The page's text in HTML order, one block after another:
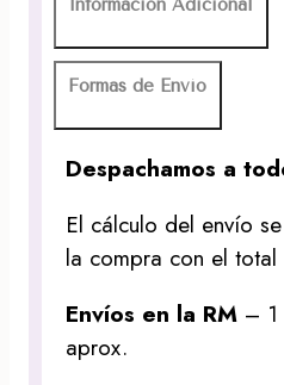
Información Adicional
Formas de Envío
Despachamos a
El cálculo del envío
la compra con el
Envíos en la RM – 1
aprox.